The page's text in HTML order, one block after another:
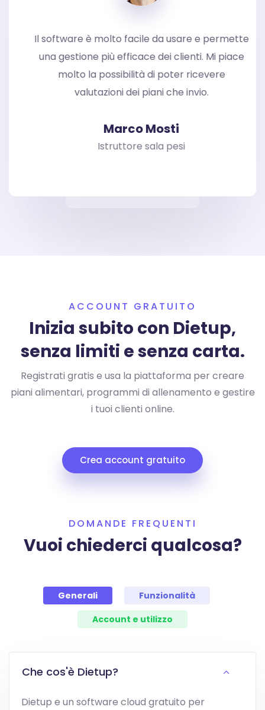
Il software è molto facile da usare e permette
una gestione più efficace dei clienti. Mi piace
molto la possibilità di poter ricevere
valutazioni dei piani che invio.
Marco Mosti
Istruttore sala pesi
ACCOUNT GRATUITO
Inizia subito con Dietup,
senza limiti e senza carta.
Registrati gratis e usa la piattaforma per creare
piani alimentari, programmi di allenamento e gestire
i tuoi clienti online.
Crea account gratuito
DOMANDE FREQUENTI
Vuoi chiederci qualcosa?
Generali
Funzionalità
Account e utilizzo
Che cos'è Dietup?
Dietup e un software cloud gratuito per